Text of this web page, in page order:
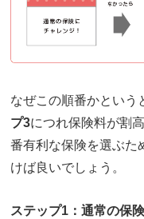
なぜこの順番かという
プ3につれ保険料が割
番有利な保険を選ぶた
けば良いでしょう。
ステップ1：通常の保